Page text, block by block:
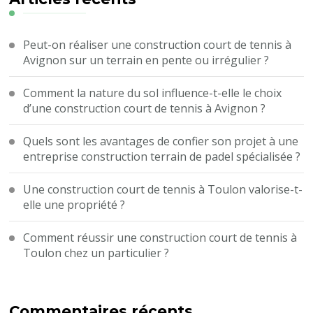
Peut-on réaliser une construction court de tennis à
Avignon sur un terrain en pente ou irrégulier ?
Comment la nature du sol influence-t-elle le choix
d’une construction court de tennis à Avignon ?
Quels sont les avantages de confier son projet à une
entreprise construction terrain de padel spécialisée ?
Une construction court de tennis à Toulon valorise-t-
elle une propriété ?
Comment réussir une construction court de tennis à
Toulon chez un particulier ?